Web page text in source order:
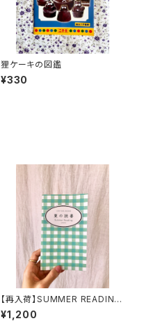
狸ケーキの図鑑
¥330
【再入荷】SUMMER READING
ZINE 2025
¥1,200